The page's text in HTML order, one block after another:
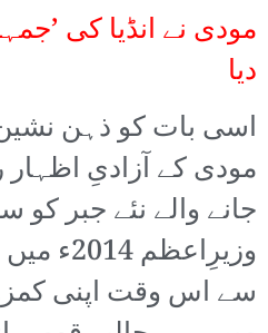
مودی نے انڈیا کی
دیا
اسی بات کو ذہن
مودی کے آزادیِ اظہار
جانے والے نئے جبر کو
سے اس وقت اپنی